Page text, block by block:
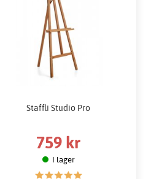
Staffli Studio Pro
759 kr
I lager